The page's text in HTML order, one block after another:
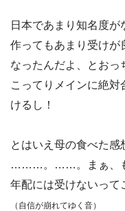
日本であまり知名度
作ってもあまり受けが
なったんだよ、とおっ
こってりメインに絶
けるし！
とはいえ母の食べた感
………。……。まぁ、も
年配には受けないっ
（自信が崩れてゆく音）